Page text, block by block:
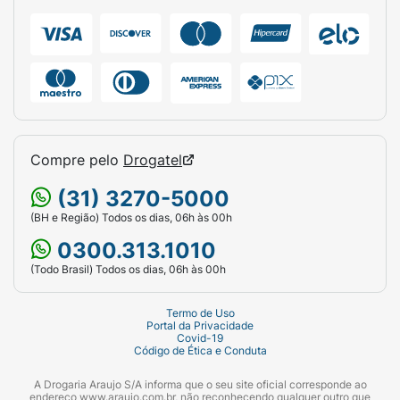
LACTOSE:
Indicado para pessoas de 9 a 18 anos e
Sugestão de uso:Utilize de uma a duas
porções ao dia, ou conforme orientação
profissional.
Advertências:
“ESTE PRODUTO NÃO É UM MEDICAMENTO”.
“NÃO EXCEDER A RECOMENDAÇÃO DIÁRIA
DE CONSUMO INDICADA NA
EMBALAGEM”.
“MANTENHA FORA DO ALCANCE DE
Compre pelo Drogatel
(31) 3270-5000
(BH e Região) Todos os dias, 06h às 00h
0300.313.1010
(Todo Brasil) Todos os dias, 06h às 00h
Termo de Uso
Portal da Privacidade
Covid-19
Código de Ética e Conduta
A Drogaria Araujo S/A informa que o seu site oficial corresponde ao
endereço www.araujo.com.br, não reconhecendo qualquer outro que